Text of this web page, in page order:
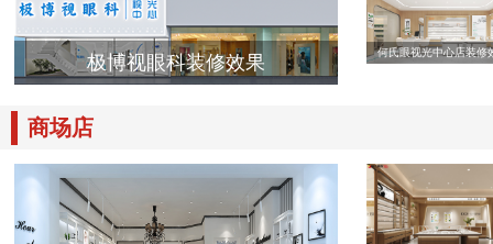
极博视眼科装修效果 何氏眼视光中心店装修
商场店